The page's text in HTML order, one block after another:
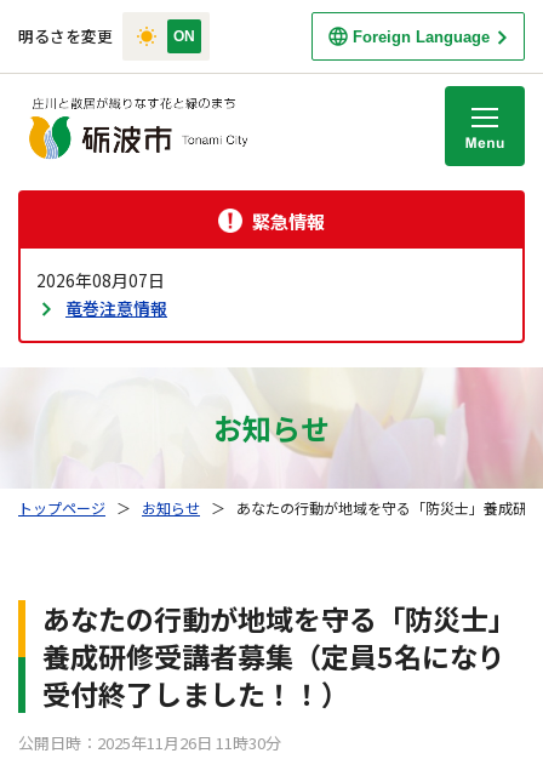
明るさを変更 Foreign Language
緊急情報
2026年08月07日
竜巻注意情報
お知らせ
トップページ ＞ お知らせ ＞ あなたの行動が地域を守る「防災士」養成研
あなたの行動が地域を守る「防災士」
養成研修受講者募集（定員5名になり
受付終了しました！！）
公開日時：2025年11月26日 11時30分